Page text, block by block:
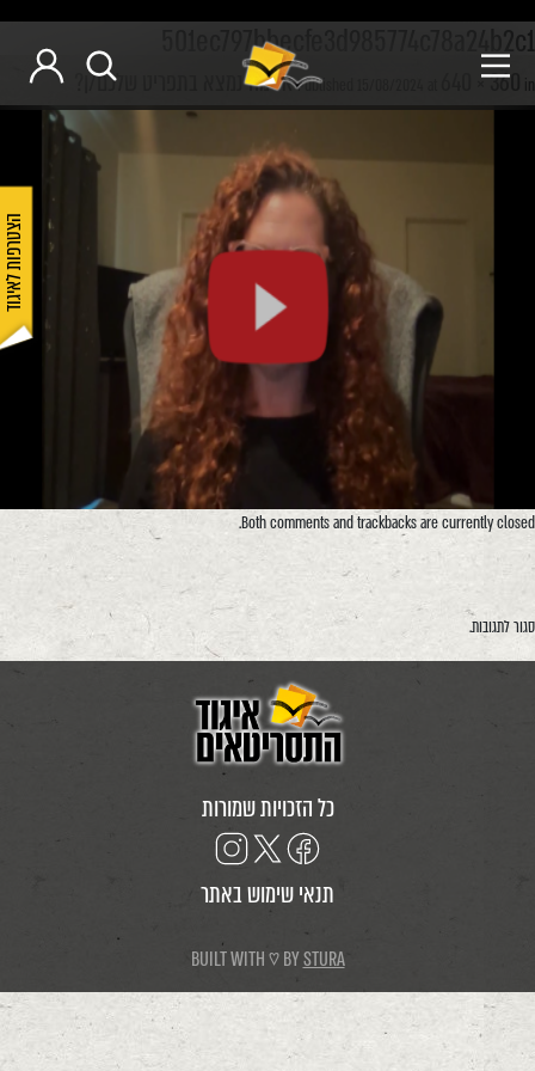
הצטרפות לאיגוד
501ec797bbecfe3d985774c78a24b2c1
Published 640 × 360 in אז מה נמצא בתפריט שלכם/ן?
Both comments and trackbacks are currently closed.
סגור לתגובות.
כל הזכויות שמורות
תנאי שימוש באתר
BUILT WITH ♡ BYSTURA